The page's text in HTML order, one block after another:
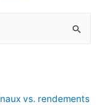
vs. rendements